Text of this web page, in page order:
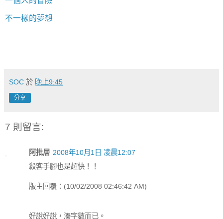
不一樣的夢想
SOC 於 晚上9:45
分享
7 則留言:
阿批居 2008年10月1日 凌晨12:07
殺客手腳也是超快！！
版主回覆：(10/02/2008 02:46:42 AM)
好說好說，湊字數而已。